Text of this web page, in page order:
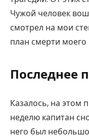
Чужой человек
смотрел на мои
план смерти моего
Последнее
Казалось, на этом
неделю капитан
него был